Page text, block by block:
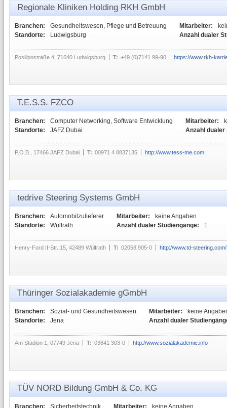
Regionale Kliniken Holding RKH GmbH
Branchen:
Gesundheitswesen, Pflege und Betreuung
Standorte:
Ludwigsburg
Mitarbeiter:
Anzahl dualer
Posilipostraße 4, 71640 Ludwigsburg T: +49 (0)7141 99-90 https://www.rkh-
T.E.S.S. FZCO
Branchen:
Computer Networking, Software Entwicklung
Standorte:
JAFZ Dubai
Mitarbeiter:
Anzahl dualer
P.O.B., 17466 JAFZ Dubai T: 00971 4 8837135 http://www.tess-me.com
tedrive Steering Systems GmbH
Branchen:
Automobilzulieferer
Standorte:
Wülfrath
Mitarbeiter:
keine Angaben
Anzahl dualer Studiengänge:
1
Henry-Ford II-Str. 15, 42489 Wülfrath T: 02058 905-0 http://www.td-steering.com/
Thüringer Sozialakademie gGmbH
Branchen:
Sozial- und Gesundheitswesen
Standorte:
Jena
Mitarbeiter:
keine
Anzahl dualer
Am Stadion 1, 07749 Jena T: 03641 303-0 http://www.sozialakademie.info
TÜV NORD Bildung GmbH & Co. KG
Branchen:
Sicherheitstechnik
Mitarbeiter:
keine Angaben